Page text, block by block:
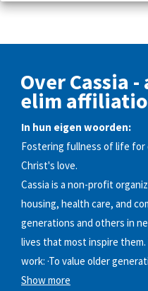
Over Cassia
elim
In hun eigen woorden:
Fostering fullness of life
Christ's love.
Cassia is a non-profit
housing, health care, and
generations and others in
lives that most inspire
work: ·To value older
Show more